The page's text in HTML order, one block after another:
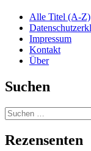
Alle Titel (A-Z)
Impressum
Kontakt
Über
Suchen
Suchen
nach:
Rezensenten